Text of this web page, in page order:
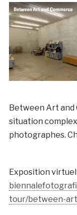
Between Art
situation
photographes.
Exposition
tour/between-